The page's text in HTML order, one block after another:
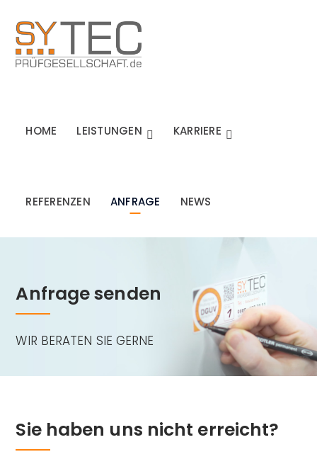
HOME LEISTUNGEN KARRIERE
REFERENZEN ANFRAGE NEWS
Anfrage senden
WIR BERATEN SIE GERNE
Sie haben uns nicht erreicht?